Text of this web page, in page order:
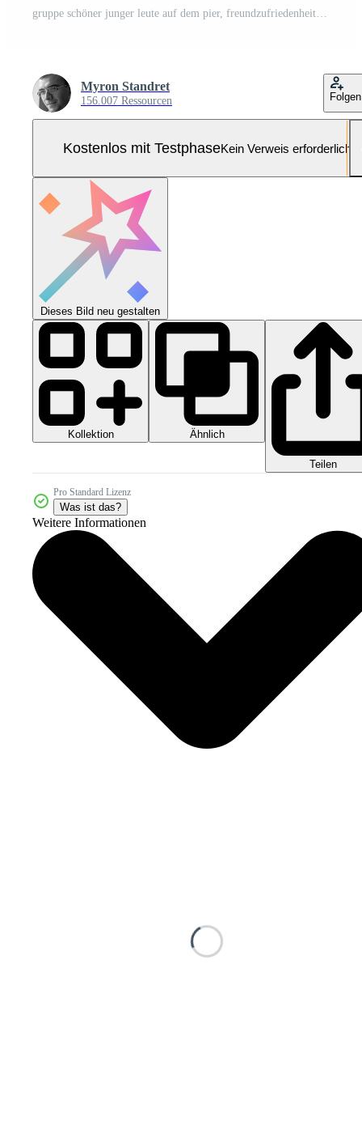
gruppe schöner junger leute auf dem pier, freundzufriedenheit schafft emotionales leben Pro Foto
Myron Standret
156.007 Ressourcen Folgen
Kostenlos mit TestphaseKein Verweis erforderlich
Dieses Bild neu gestalten
Kollektion Ähnlich
Teilen
Pro Standard Lizenz
Was ist das?
Weitere Informationen